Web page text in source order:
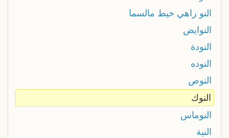
النو راهي خيط مالسما
النوايض
النودة
النوده
النوص
النوك
النوماس
النية